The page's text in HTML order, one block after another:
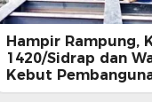
Hampir Rampung,
1420/Sidrap dan
Kebut
Jembatan Sungai